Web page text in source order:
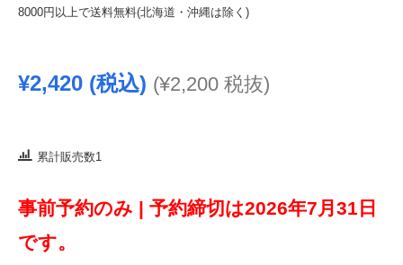
米
ろ
(2026.8)
8000円以上で送料無料(北海道・沖縄は除く)
¥2,420 (税込) (¥2,200 税抜)
累計販売数1
事前予約のみ | 予約締切は2026年7月31日
です。